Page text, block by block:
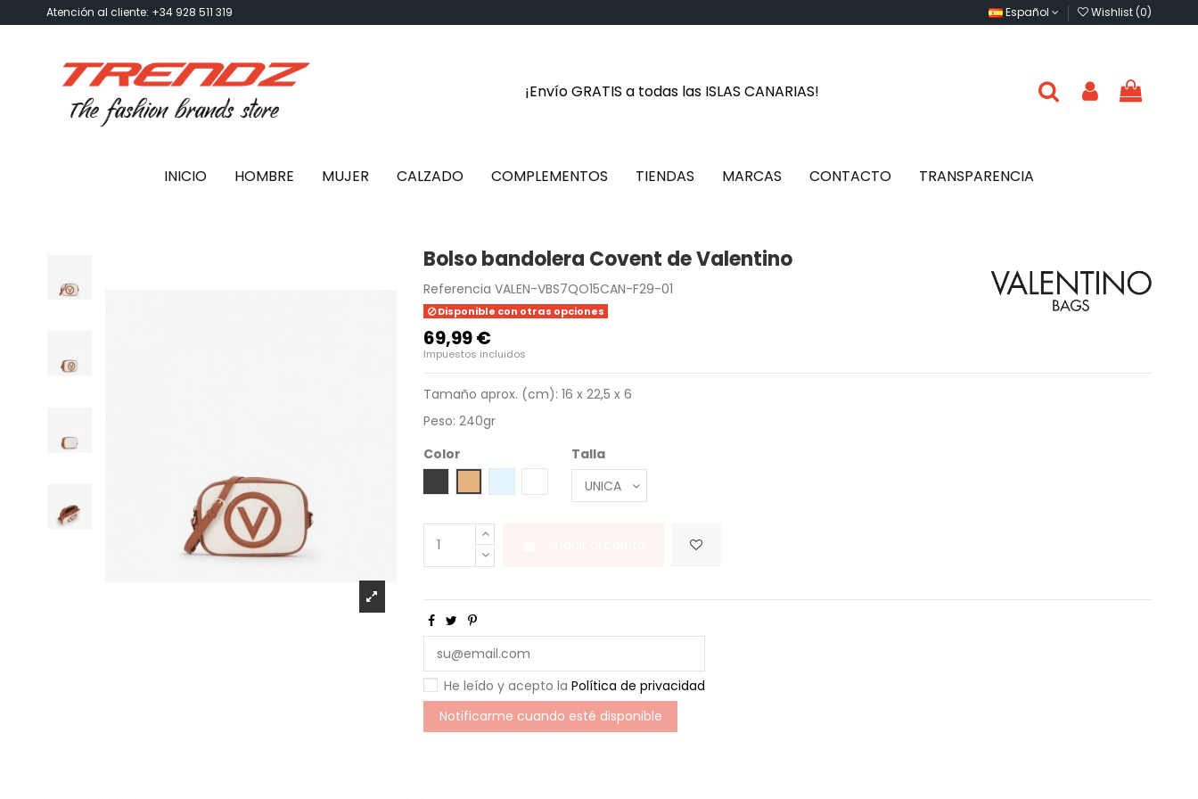
Atención al cliente: +34 928 511 319 Español Wishlist (0)
¡Envío GRATIS a todas las ISLAS CANARIAS!
INICIO HOMBRE MUJER CALZADO COMPLEMENTOS TIENDAS MARCAS CONTACTO TRANSPARENCIA
Bolso bandolera Covent de Valentino
Referencia VALEN-VBS7QO15CAN-F29-01
Disponible con otras opciones
69,99 €
Impuestos incluidos
Tamaño aprox. (cm): 16 x 22,5 x 6
Peso: 240gr
Color
NAT/AZZURRO
NATUR/BIANCO
Talla
He leído y acepto laPolítica de privacidad